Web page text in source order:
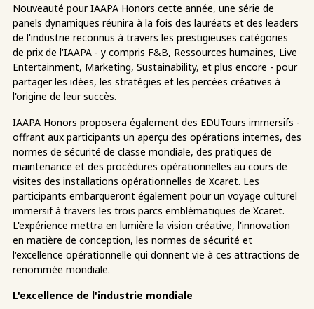
Nouveauté pour IAAPA Honors cette année, une série de
panels dynamiques réunira à la fois des lauréats et des leaders
de l'industrie reconnus à travers les prestigieuses catégories
de prix de l'IAAPA - y compris F&B, Ressources humaines, Live
Entertainment, Marketing, Sustainability, et plus encore - pour
partager les idées, les stratégies et les percées créatives à
l'origine de leur succès.
IAAPA Honors proposera également des EDUTours immersifs -
offrant aux participants un aperçu des opérations internes, des
normes de sécurité de classe mondiale, des pratiques de
maintenance et des procédures opérationnelles au cours de
visites des installations opérationnelles de Xcaret. Les
participants embarqueront également pour un voyage culturel
immersif à travers les trois parcs emblématiques de Xcaret.
L'expérience mettra en lumière la vision créative, l'innovation
en matière de conception, les normes de sécurité et
l'excellence opérationnelle qui donnent vie à ces attractions de
renommée mondiale.
L'excellence de l'industrie mondiale